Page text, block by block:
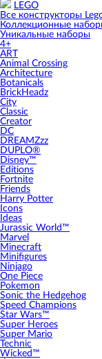
LEGO
Все конструкторы
Коллекционные
Уникальные наборы
4+
ART
Animal Crossing
Architecture
Botanicals
BrickHeadz
City
Classic
Creator
DC
DREAMZzz
DUPLO®
Disney™
Editions
Fortnite
Friends
Harry Potter
Icons
Ideas
Jurassic World™
Marvel
Minecraft
Minifigures
Ninjago
One Piece
Pokemon
Sonic the Hedgehog
Speed Champions
Star Wars™
Super Heroes
Super Mario
Technic
Wicked™